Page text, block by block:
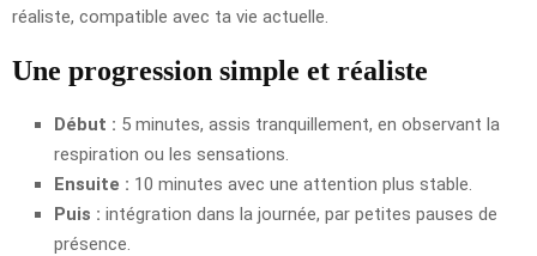
réaliste, compatible avec ta vie actuelle.
Une progression simple et réaliste
Début : 5 minutes, assis tranquillement, en observant la
respiration ou les sensations.
Ensuite : 10 minutes avec une attention plus stable.
Puis : intégration dans la journée, par petites pauses de
présence.